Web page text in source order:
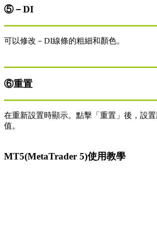
⑤－DI
可以修改－DI線條的粗細和顏色。
⑥重置
在重新設置時顯示。點擊「重置」後，設
值。
MT5(MetaTrader 5)使用教學